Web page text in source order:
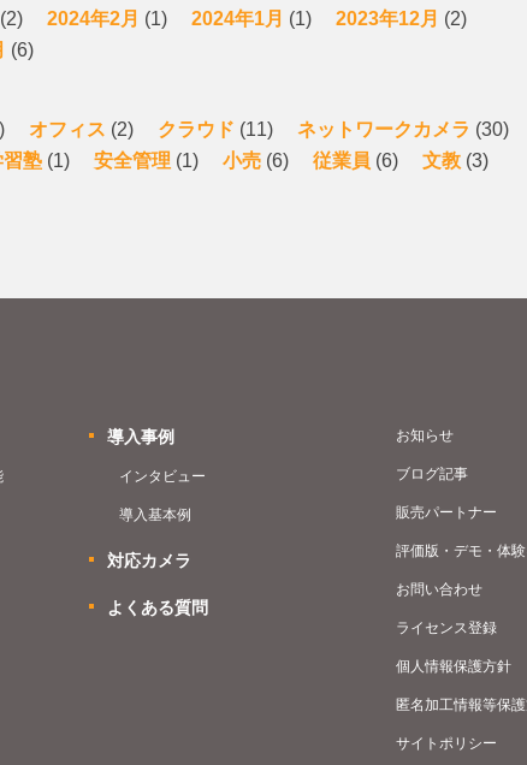
(2) 2024年2月 (1) 2024年1月 (1) 2023年12月 (2)
(6)
オフィス (2) クラウド (11) ネットワークカメラ (30)
習塾 (1) 安全管理 (1) 小売 (6) 従業員 (6) 文教 (3)
導入事例
インタビュー
導入基本例
対応カメラ
よくある質問
お知らせ
ブログ記事
販売パートナー
評価版・デモ・体
お問い合わせ
ライセンス登録
個人情報保護方針
匿名加工情報等保
サイトポリシー